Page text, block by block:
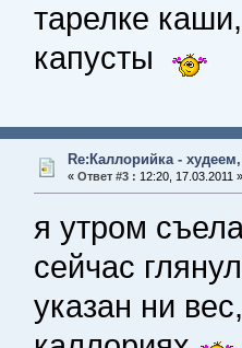
тарелке
капусты
Re:Каллорийка -
« Ответ #3 : 12:20, 17.03.2011 »
я утром
сейчас
указан ни